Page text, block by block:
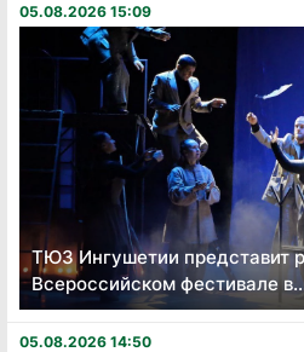
05.08.2026 15:09
ТЮЗ Ингушетии представит
Всероссийском фестивале
05.08.2026 14:50